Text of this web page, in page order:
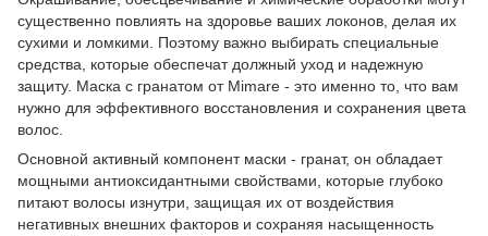
существенно повлиять на здоровье ваших локонов, делая их
сухими и ломкими. Поэтому важно выбирать специальные
средства, которые обеспечат должный уход и надежную
защиту. Маска с гранатом от Mimare - это именно то, что вам
нужно для эффективного восстановления и сохранения цвета
волос.
Основной активный компонент маски - гранат, он обладает
мощными антиоксидантными свойствами, которые глубоко
питают волосы изнутри, защищая их от воздействия
негативных внешних факторов и сохраняя насыщенность